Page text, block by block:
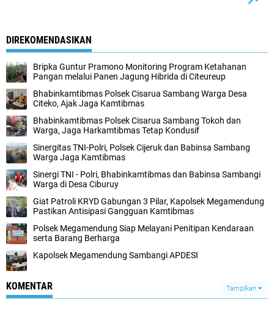
DIREKOMENDASIKAN
Bripka Guntur Pramono Monitoring Program Ketahanan
Pangan melalui Panen Jagung Hibrida di Citeureup
Bhabinkamtibmas Polsek Cisarua Sambang Warga Desa
Citeko, Ajak Jaga Kamtibmas
Bhabinkamtibmas Polsek Cisarua Sambang Tokoh dan
Warga, Jaga Harkamtibmas Tetap Kondusif
Sinergitas TNI-Polri, Polsek Cijeruk dan Babinsa Sambang
Warga Jaga Kamtibmas
Sinergi TNI - Polri, Bhabinkamtibmas dan Babinsa Sambangi
Warga di Desa Ciburuy
Giat Patroli KRYD Gabungan 3 Pilar, Kapolsek Megamendung
Pastikan Antisipasi Gangguan Kamtibmas
Polsek Megamendung Siap Melayani Penitipan Kendaraan
serta Barang Berharga
Kapolsek Megamendung Sambangi APDESI
KOMENTAR Tampilkan